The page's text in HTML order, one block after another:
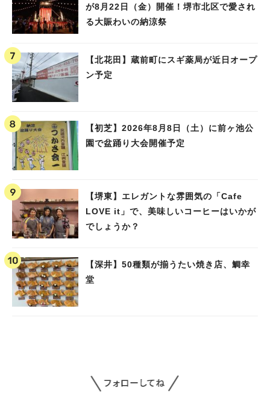
が8月22日（金）開催！堺市北区で愛され
る大賑わいの納涼祭
【北花田】蔵前町にスギ薬局が近日オープ
ン予定
【初芝】2026年8月8日（土）に前ヶ池公
園で盆踊り大会開催予定
【堺東】エレガントな雰囲気の「Cafe
LOVE it」で、美味しいコーヒーはいかが
でしょうか？
【深井】50種類が揃うたい焼き店、鯛幸
堂